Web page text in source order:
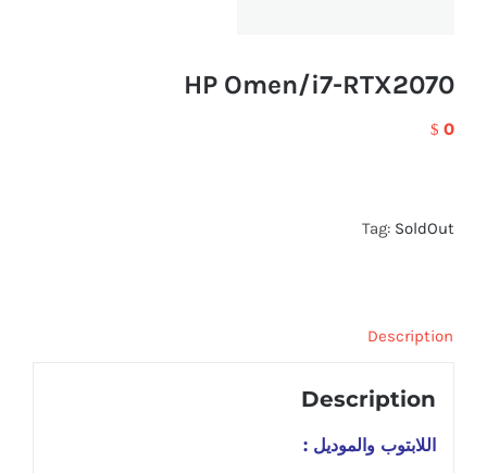
HP Omen/i7-RTX2070
$ 0
Tag: SoldOut
Description
Description
اللابتوب والموديل :